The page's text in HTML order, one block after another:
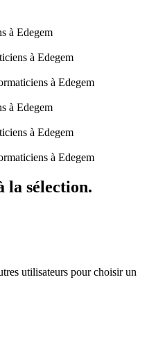
à Edegem
à Edegem
à Edegem
à Edegem
à Edegem
à Edegem
la sélection.
utilisateurs pour choisir un